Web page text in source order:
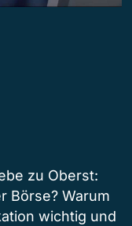
zu Oberst:
Börse? Warum
wichtig und